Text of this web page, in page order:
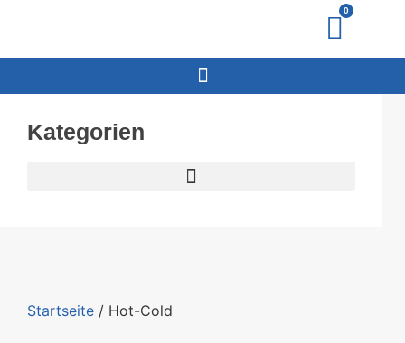
0
Kategorien
Startseite / Hot-Cold